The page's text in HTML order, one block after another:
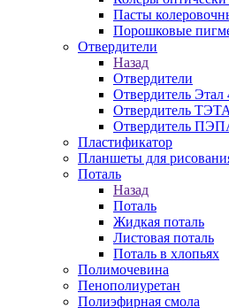
Пасты
Порошковые
Отвердители
Назад
Отвердители
Отвердитель Этал
Отвердитель ТЭТА
Отвердитель
Пластификатор
Планшеты для
Поталь
Назад
Поталь
Жидкая поталь
Листовая поталь
Поталь в хлопьях
Полимочевина
Пенополиуретан
Полиэфирная смола